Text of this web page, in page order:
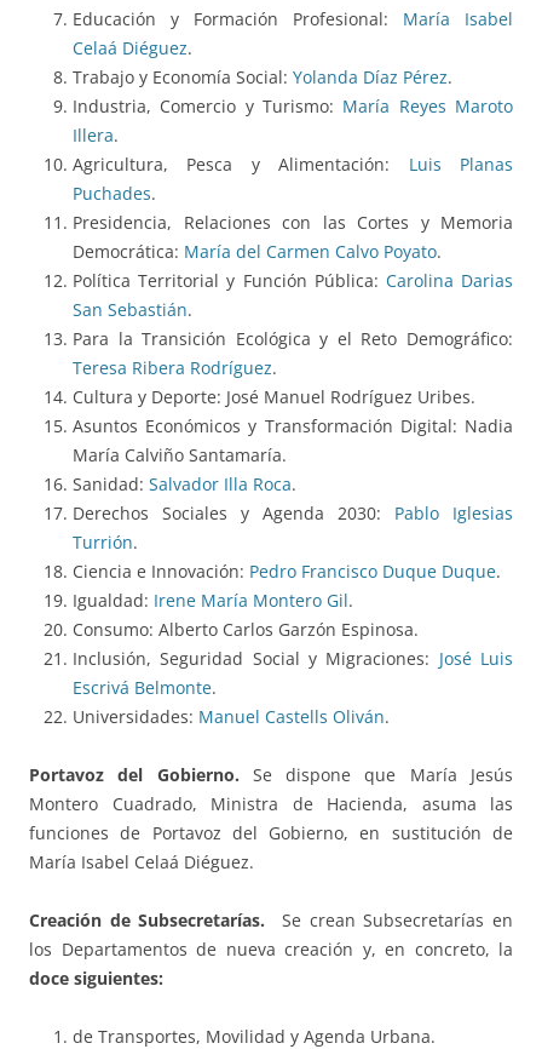
Educación y Formación Profesional: María Isabel
Celaá Diéguez.
Trabajo y Economía Social: Yolanda Díaz Pérez.
Industria, Comercio y Turismo: María Reyes Maroto
Illera.
Agricultura, Pesca y Alimentación: Luis Planas
Puchades.
Presidencia, Relaciones con las Cortes y Memoria
Democrática: María del Carmen Calvo Poyato.
Política Territorial y Función Pública: Carolina Darias
San Sebastián.
Para la Transición Ecológica y el Reto Demográfico:
Teresa Ribera Rodríguez.
Cultura y Deporte: José Manuel Rodríguez Uribes.
Asuntos Económicos y Transformación Digital: Nadia
María Calviño Santamaría.
Sanidad: Salvador Illa Roca.
Derechos Sociales y Agenda 2030: Pablo Iglesias
Turrión.
Ciencia e Innovación: Pedro Francisco Duque Duque.
Igualdad: Irene María Montero Gil.
Consumo: Alberto Carlos Garzón Espinosa.
Inclusión, Seguridad Social y Migraciones: José Luis
Escrivá Belmonte.
Universidades: Manuel Castells Oliván.
Portavoz del Gobierno. Se dispone que María Jesús
Montero Cuadrado, Ministra de Hacienda, asuma las
funciones de Portavoz del Gobierno, en sustitución de
María Isabel Celaá Diéguez.
Creación de Subsecretarías.
Se crean Subsecretarías en
los Departamentos de nueva creación y, en concreto, la
doce siguientes:
de Transportes, Movilidad y Agenda Urbana.